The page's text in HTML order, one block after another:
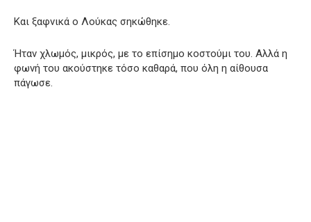
Και ξαφνικά ο Λούκας σηκώθηκε.
Ήταν χλωμός, μικρός, με το επίσημο κοστούμι του. Αλλά η
φωνή του ακούστηκε τόσο καθαρά, που όλη η αίθουσα
πάγωσε.